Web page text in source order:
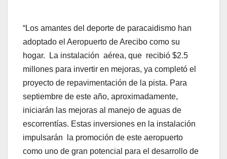
“Los amantes del deporte de paracaidismo han
adoptado el Aeropuerto de Arecibo como su
hogar. La instalación aérea, que recibió $2.5
millones para invertir en mejoras, ya completó el
proyecto de repavimentación de la pista. Para
septiembre de este año, aproximadamente,
iniciarán las mejoras al manejo de aguas de
escorrentías. Estas inversiones en la instalación
impulsarán la promoción de este aeropuerto
como uno de gran potencial para el desarrollo de